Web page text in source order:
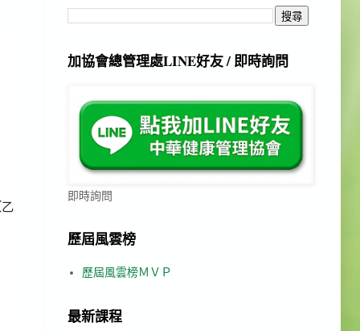
加協會總管理處LINE好友 / 即時詢問
即時詢問
歷屆風雲榜
歷屆風雲榜ＭＶＰ
最新課程